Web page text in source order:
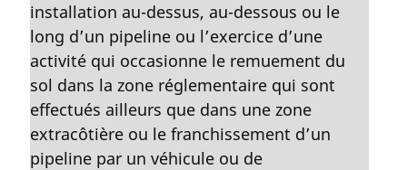
g
i
n
a
e
:
installation au-dessus, au-dessous ou le
long d’un pipeline ou l’exercice d’une
activité qui occasionne le remuement du
sol dans la zone réglementaire qui sont
effectués ailleurs que dans une zone
extracôtière ou le franchissement d’un
pipeline par un véhicule ou de